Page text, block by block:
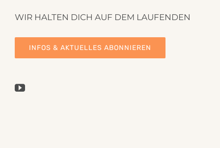
WIR HALTEN DICH AUF DEM LAUFENDEN
INFOS & AKTUELLES ABONNIEREN